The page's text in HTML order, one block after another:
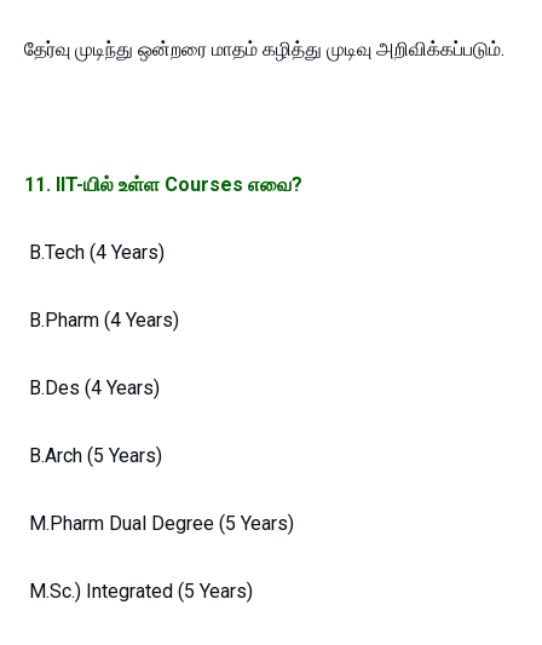
தேர்வு முடிந்து ஒன்றரை மாதம் கழித்து முடிவு அறிவிக்கப்படும்.
11. IIT-யில் உள்ள Courses எவை?
B.Tech (4 Years)
B.Pharm (4 Years)
B.Des (4 Years)
B.Arch (5 Years)
M.Pharm Dual Degree (5 Years)
M.Sc.) Integrated (5 Years)